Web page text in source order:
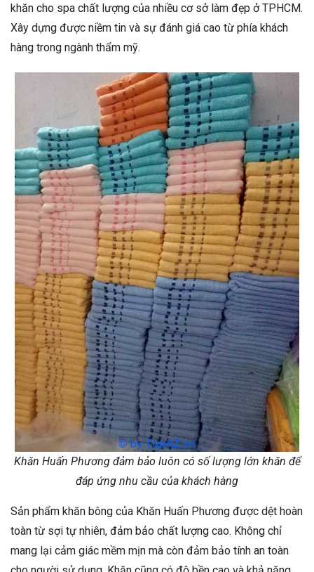
khăn cho spa chất lượng của nhiều cơ sở làm đẹp ở TPHCM.
Xây dựng được niềm tin và sự đánh giá cao từ phía khách
hàng trong ngành thẩm mỹ.
Khăn Huấn Phương đảm bảo luôn có số lượng lớn khăn để
đáp ứng nhu cầu của khách hàng
Sản phẩm khăn bông của Khăn Huấn Phương được dệt hoàn
toàn từ sợi tự nhiên, đảm bảo chất lượng cao. Không chỉ
mang lại cảm giác mềm mịn mà còn đảm bảo tính an toàn